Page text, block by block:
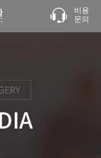
비용
문의